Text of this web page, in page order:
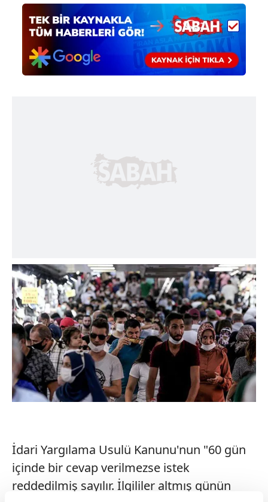
İdari Yargılama Usulü Kanunu'nun "60 gün
içinde bir cevap verilmezse istek
reddedilmiş sayılır. İlgililer altmış günün